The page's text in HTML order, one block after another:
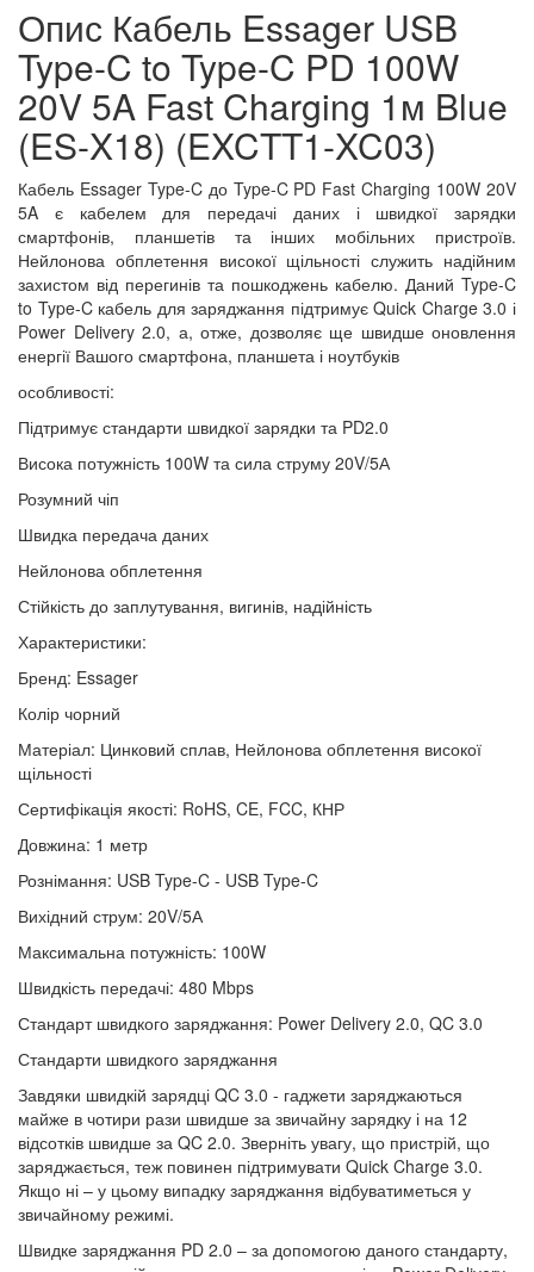
Опис Кабель Essager USB
Type-C to Type-C PD 100W
20V 5A Fast Charging 1м Blue
(ES-X18) (EXCTT1-XC03)
Кабель Essager Type-C до Type-C PD Fast Charging 100W 20V
5A є кабелем для передачі даних і швидкої зарядки
смартфонів, планшетів та інших мобільних пристроїв.
Нейлонова обплетення високої щільності служить надійним
захистом від перегинів та пошкоджень кабелю. Даний Type-C
to Type-C кабель для заряджання підтримує Quick Charge 3.0 і
Power Delivery 2.0, а, отже, дозволяє ще швидше оновлення
енергії Вашого смартфона, планшета і ноутбуків
особливості:
Підтримує стандарти швидкої зарядки та PD2.0
Висока потужність 100W та сила струму 20V/5А
Розумний чіп
Швидка передача даних
Нейлонова обплетення
Стійкість до заплутування, вигинів, надійність
Характеристики:
Бренд: Essager
Колір чорний
Матеріал: Цинковий сплав, Нейлонова обплетення високої
щільності
Сертифікація якості: RoHS, CE, FCC, КНР
Довжина: 1 метр
Рознімання: USB Type-C - USB Type-C
Вихідний струм: 20V/5А
Максимальна потужність: 100W
Швидкість передачі: 480 Mbps
Стандарт швидкого заряджання: Power Delivery 2.0, QC 3.0
Стандарти швидкого заряджання
Завдяки швидкій зарядці QC 3.0 - гаджети заряджаються
майже в чотири рази швидше за звичайну зарядку і на 12
відсотків швидше за QC 2.0. Зверніть увагу, що пристрій, що
заряджається, теж повинен підтримувати Quick Charge 3.0.
Якщо ні – у цьому випадку заряджання відбуватиметься у
звичайному режимі.
Швидке заряджання PD 2.0 – за допомогою даного стандарту,